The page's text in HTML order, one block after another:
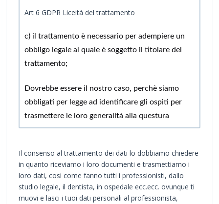
Art 6 GDPR Liceità del trattamento
c) il trattamento è necessario per adempiere un
obbligo legale al quale è soggetto il titolare del
trattamento;
Dovrebbe essere il nostro caso, perchè siamo
obbligati per legge ad identificare gli ospiti per
trasmettere le loro generalità alla questura
Il consenso al trattamento dei dati lo dobbiamo chiedere
in quanto riceviamo i loro documenti e trasmettiamo i
loro dati, cosi come fanno tutti i professionisti, dallo
studio legale, il dentista, in ospedale ecc.ecc. ovunque ti
muovi e lasci i tuoi dati personali al professionista,